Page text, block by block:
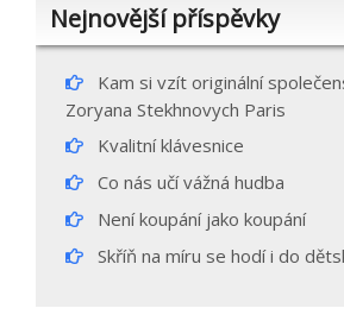
Nejnovější příspěvky
Kam si vzít originální
Zoryana Stekhnovych Paris
Kvalitní klávesnice
Co nás učí vážná hudba
Není koupání jako koupání
Skříň na míru se hodí i do